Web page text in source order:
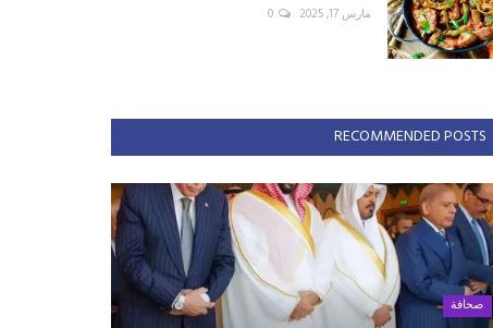
مارس 17, 2025 0
RECOMMENDED POSTS
صحافة